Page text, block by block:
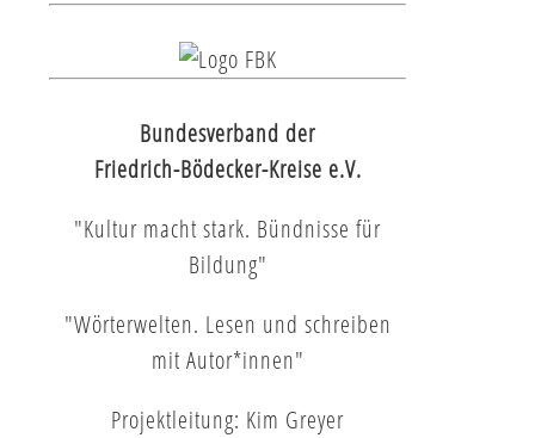
Bundesverband der
Friedrich-Bödecker-Kreise e.V.
"Kultur macht stark. Bündnisse für
Bildung"
"Wörterwelten. Lesen und schreiben
mit Autor*innen"
Projektleitung: Kim Greyer